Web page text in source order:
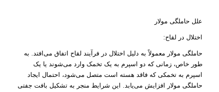
علل حاملگی مولار
اختلال در لقاح:
حاملگی مولار معمولاً به دلیل اختلال در فرآیند لقاح اتفاق می‌افتد. به
طور خاص، زمانی که دو اسپرم به یک تخمک وارد می‌شوند یا یک
اسپرم به تخمکی که فاقد هسته است متصل می‌شود، احتمال ایجاد
حاملگی مولار افزایش می‌یابد. این شرایط منجر به تشکیل بافت جفتی